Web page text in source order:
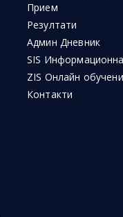
Прием
Резултати
Админ Дневник
SIS
ZIS Онлайн
Контакти